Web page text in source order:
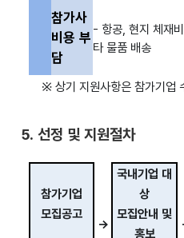
참가사
비용 부
담
- 항공, 현지 체재
타 물품 배송
※ 상기 지원사항은 참가기업
5. 선정 및 지원절차
참가기업
모집공고
→
국내기업 대
상
모집안내 및
홍보